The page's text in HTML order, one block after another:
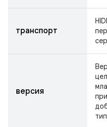
транспорт
версия